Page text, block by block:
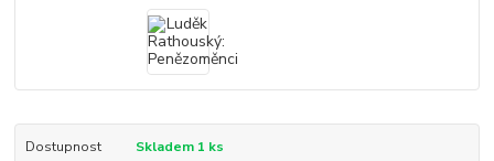
Dostupnost Skladem 1 ks